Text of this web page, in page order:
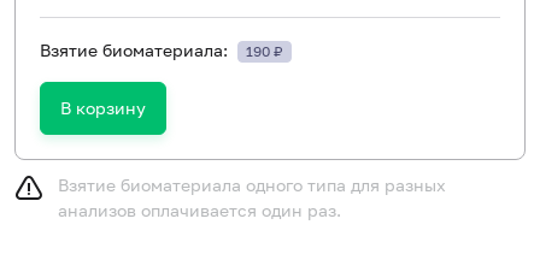
Взятие биоматериала: 190 ₽
В корзину
Взятие биоматериала одного типа для разных
анализов оплачивается один раз.